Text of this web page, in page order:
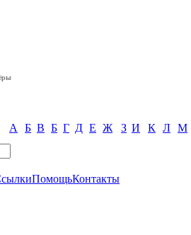
А Б В Б Г Д Е Ж З И К Л М
ПомощьКонтакты